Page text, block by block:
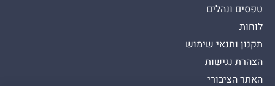
טפסים ונהלים
לוחות
תקנון ותנאי שימוש
הצהרת נגישות
האתר הציבורי